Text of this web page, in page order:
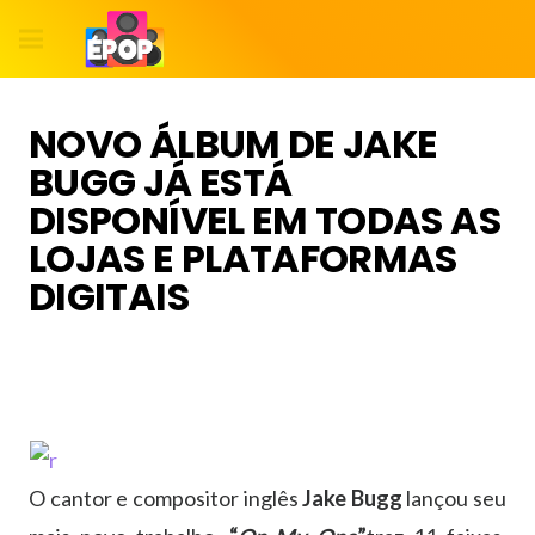
NOVO ÁLBUM DE JAKE
BUGG JÁ ESTÁ
DISPONÍVEL EM TODAS AS
LOJAS E PLATAFORMAS
DIGITAIS
O cantor e compositor inglêsJake Bugg lançou seu